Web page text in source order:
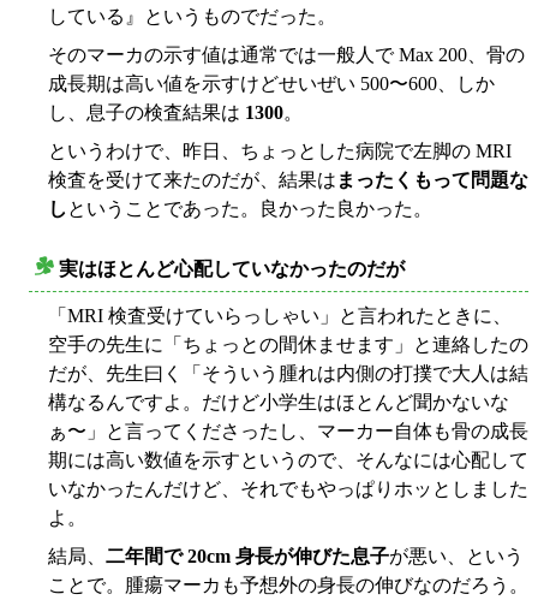
している』というものでだった。
そのマーカの示す値は通常では一般人で Max 200、骨の
成長期は高い値を示すけどせいぜい 500〜600、しか
し、息子の検査結果は 1300。
というわけで、昨日、ちょっとした病院で左脚の MRI
検査を受けて来たのだが、結果は まったくもって問題な
し ということであった。良かった良かった。
実はほとんど心配していなかったのだが
「MRI 検査受けていらっしゃい」と言われたときに、
空手の先生に「ちょっとの間休ませます」と連絡したの
だが、先生曰く「そういう腫れは内側の打撲で大人は結
構なるんですよ。だけど小学生はほとんど聞かないな
ぁ〜」と言ってくださったし、マーカー自体も骨の成長
期には高い数値を示すというので、そんなには心配して
いなかったんだけど、それでもやっぱりホッとしました
よ。
結局、 二年間で 20cm 身長が伸びた息子が悪い、という
ことで。腫瘍マーカも予想外の身長の伸びなのだろう。